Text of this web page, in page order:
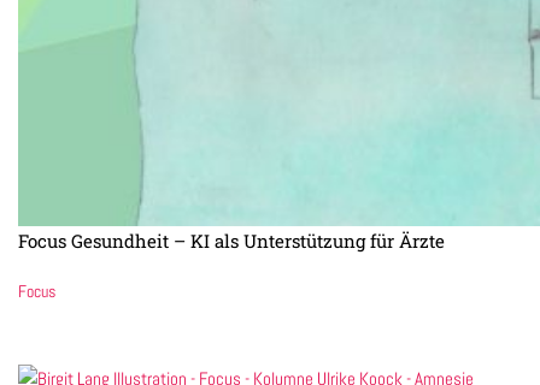
Focus Gesundheit – KI als Unterstützung für Ärzte
Focus